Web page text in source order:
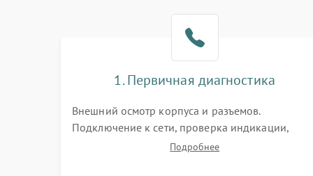
1. Первичная диагностика
Внешний осмотр корпуса и разъемов.
Подключение к сети, проверка индикации,
звуковых сигналов и кодов ошибок. Измерение
Подробнее